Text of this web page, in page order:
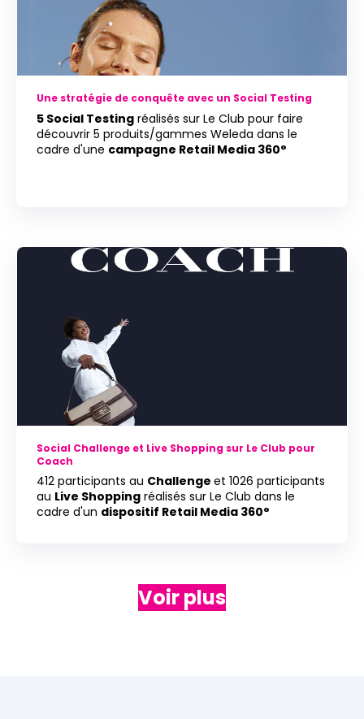
Une stratégie de conquête avec un Social Testing
5 Social Testing réalisés sur Le Club pour faire
découvrir 5 produits/gammes Weleda dans le
cadre d'une campagne Retail Media 360°
Social Challenge et Live Shopping sur Le Club pour
Coach
412 participants au Challenge et 1026 participants
au Live Shopping réalisés sur Le Club dans le
cadre d'un dispositif Retail Media 360°
Voir plus